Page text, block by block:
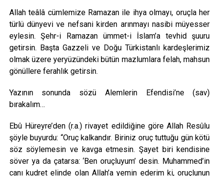
Allah teâlâ cümlemize Ramazan ile ihya olmayı, oruçla her
türlü dünyevi ve nefsani kirden arınmayı nasibi müyesser
eylesin. Şehr-i Ramazan ümmet-i İslam’a tevhid şuuru
getirsin. Başta Gazzeli ve Doğu Türkistanlı kardeşlerimiz
olmak üzere yeryüzündeki bütün mazlumlara felah, mahsun
gönüllere ferahlık getirsin.
Yazının sonunda sözü Alemlerin Efendisi’ne (sav)
bırakalım…
Ebû Hüreyre’den (r.a.) rivayet edildiğine göre Allah Resûlu
şöyle buyurdu: “Oruç kalkandır. Biriniz oruç tuttuğu gün kötü
söz söylemesin ve kavga etmesin. Şayet biri kendisine
söver ya da çatarsa: ‘Ben oruçluyum’ desin. Muhammed’in
canı kudret elinde olan Allah’a yemin ederim ki, oruçlunun